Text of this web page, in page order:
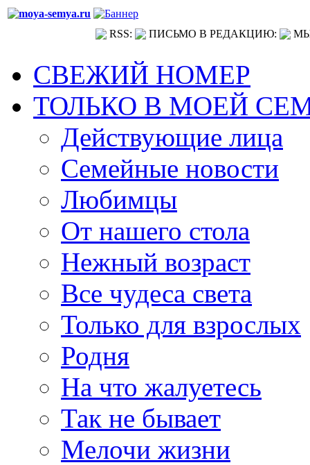
RSS: ПИСЬМО В РЕДАКЦИЮ:
СВЕЖИЙ НОМЕР
ТОЛЬКО В МОЕЙ
Действующие лица
Семейные новости
Любимцы
От нашего стола
Нежный возраст
Все чудеса света
Только для взрослых
Родня
На что жалуетесь
Так не бывает
Мелочи жизни